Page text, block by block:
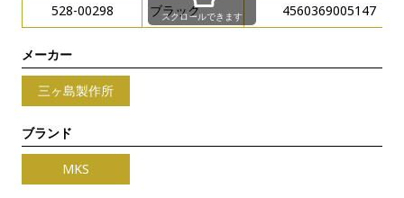
528-00298
ブラック 4560369005147
スクロールできます
メーカー
三ヶ島製作所
ブランド
MKS